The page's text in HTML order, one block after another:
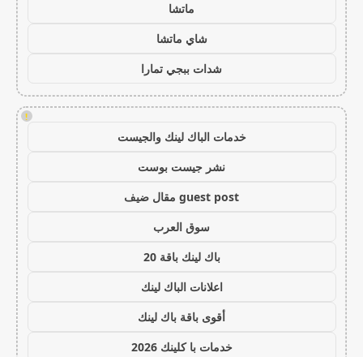
ماتشا
شاي ماتشا
شدات ببجي تمارا
!
خدمات الباك لينك والجيست
نشر جيست بوست
guest post مقال ضيف
سوق العرب
باك لينك باقة 20
اعلانات الباك لينك
أقوى باقة باك لينك
خدمات با كلينك 2026